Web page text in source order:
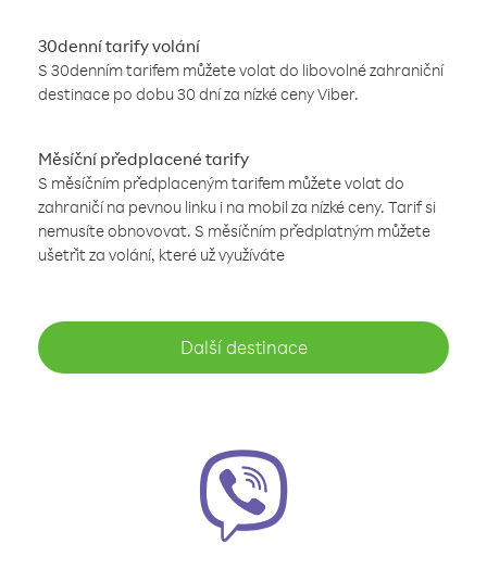
30denní tarify volání
S 30denním tarifem můžete volat do libovolné zahraniční
destinace po dobu 30 dní za nízké ceny Viber.
Měsíční předplacené tarify
S měsíčním předplaceným tarifem můžete volat do
zahraničí na pevnou linku i na mobil za nízké ceny. Tarif si
nemusíte obnovovat. S měsíčním předplatným můžete
ušetřit za volání, které už využíváte
Další destinace